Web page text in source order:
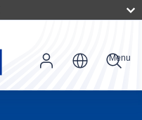
Menu